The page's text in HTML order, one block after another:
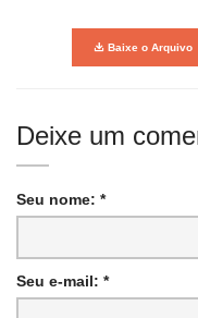
Baixe o Arquivo
Deixe um
Seu nome: *
Seu e-mail: *